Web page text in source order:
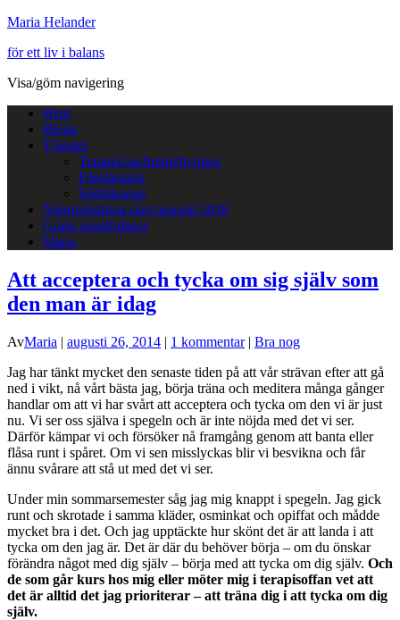
Maria Helander
för ett liv i balans
Visa/göm navigering
Hem
Blogg
Tjänster
Terapi/coachning/hypnos
Föreläsning
Webbkurser
Naturprästinna start augusti 2026
Gratis mindfulness
Maria
Att acceptera och tycka om sig själv som
den man är idag
AvMaria | augusti 26, 2014 | 1 kommentar| Bra nog
Jag har tänkt mycket den senaste tiden på att vår strävan efter att gå
ned i vikt, nå vårt bästa jag, börja träna och meditera många gånger
handlar om att vi har svårt att acceptera och tycka om den vi är just
nu. Vi ser oss själva i spegeln och är inte nöjda med det vi ser.
Därför kämpar vi och försöker nå framgång genom att banta eller
flåsa runt i spåret. Om vi sen misslyckas blir vi besvikna och får
ännu svårare att stå ut med det vi ser.
Under min sommarsemester såg jag mig knappt i spegeln. Jag gick
runt och skrotade i samma kläder, osminkat och opiffat och mådde
mycket bra i det. Och jag upptäckte hur skönt det är att landa i att
tycka om den jag är. Det är där du behöver börja – om du önskar
förändra något med dig själv – börja med att tycka om dig själv. Och
de som går kurs hos mig eller möter mig i terapisoffan vet att
det är alltid det jag prioriterar – att träna dig i att tycka om dig
själv.